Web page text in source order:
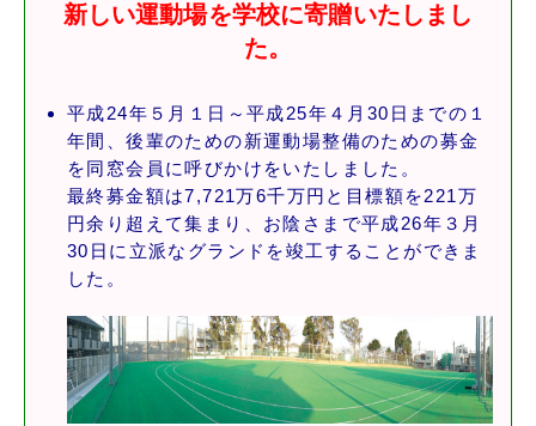
新しい運動場を学校に寄贈いたしまし
た。
平成24年５月１日～平成25年４月30日までの１
年間、後輩のための新運動場整備のための募金
を同窓会員に呼びかけをいたしました。
最終募金額は7,721万6千万円と目標額を221万
円余り超えて集まり、お陰さまで平成26年３月
30日に立派なグランドを竣工することができま
した。